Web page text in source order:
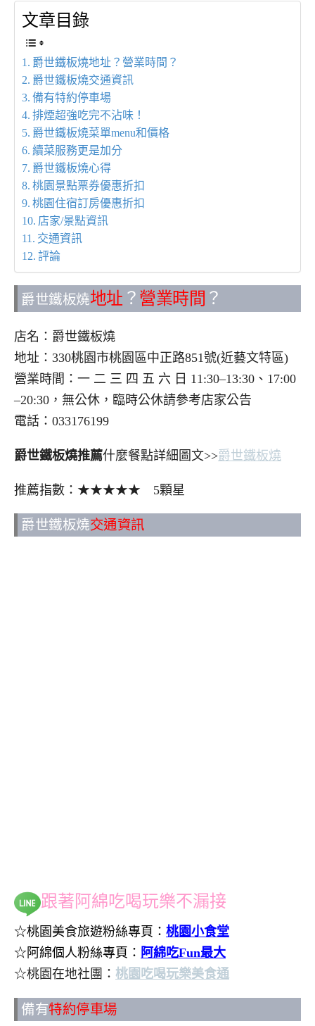
文章目錄
爵世鐵板燒地址？營業時間？
爵世鐵板燒交通資訊
備有特約停車場
排煙超強吃完不沾味！
爵世鐵板燒菜單menu和價格
續菜服務更是加分
爵世鐵板燒心得
桃園景點票券優惠折扣
桃園住宿訂房優惠折扣
店家/景點資訊
交通資訊
評論
爵世鐵板燒地址 ？ 營業時間 ？
店名：爵世鐵板燒
地址：330桃園市桃園區中正路851號(近藝文特區)
營業時間：一 二 三 四 五 六 日 11:30–13:30、17:00
–20:30，無公休，臨時公休請參考店家公告
電話：033176199
爵世鐵板燒推薦什麼餐點詳細圖文>>爵世鐵板燒
推薦指數：★★★★★ 5顆星
爵世鐵板燒交通資訊
跟著阿綿吃喝玩樂不漏接
☆桃園美食旅遊粉絲專頁： 桃園小食堂
☆阿綿個人粉絲專頁： 阿綿吃Fun最大
☆桃園在地社團： 桃園吃喝玩樂美食通
備有特約停車場